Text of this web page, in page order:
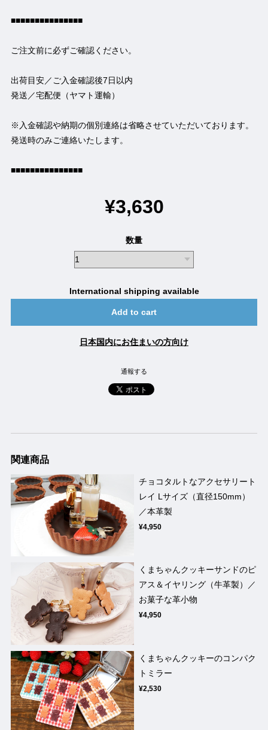
■■■■■■■■■■■■■■■
ご注文前に必ずご確認ください。
出荷目安／ご入金確認後7日以内
発送／宅配便（ヤマト運輸）
※入金確認や納期の個別連絡は省略させていただいております。
発送時のみご連絡いたします。
■■■■■■■■■■■■■■■
¥3,630
数量
International shipping available
Add to cart
日本国内にお住まいの方向け
通報する
関連商品
チョコタルトなアクセサリート
レイ Lサイズ（直径150mm）
／本革製
¥4,950
くまちゃんクッキーサンドのピ
アス＆イヤリング（牛革製）／
お菓子な革小物
¥4,950
くまちゃんクッキーのコンパク
トミラー
¥2,530